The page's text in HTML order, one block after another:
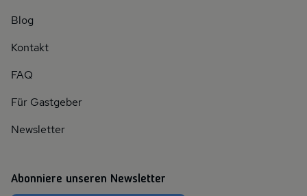
Blog
Kontakt
FAQ
Für Gastgeber
Newsletter
Abonniere unseren Newsletter